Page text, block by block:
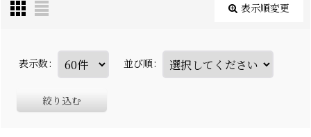
表示順変更
表示数: 並び順:
絞り込む